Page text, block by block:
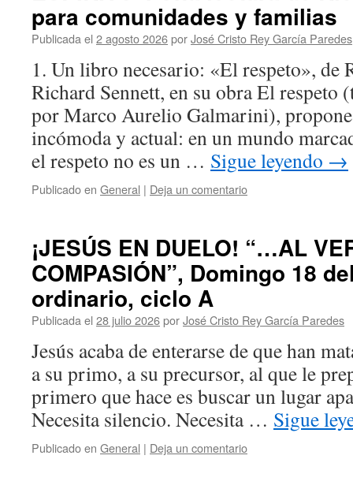
para comunidades y familias
Publicada el 2 agosto 2026porJosé Cristo Rey García Paredes
1. Un libro necesario: «El respeto», de
Richard Sennett, en su obra El respeto
por Marco Aurelio Galmarini),
incómoda y actual: en un mundo
el respeto no es un … Sigue leyendo →
Publicado en General | Deja un comentario
¡JESÚS EN DUELO! “…AL
COMPASIÓN”, Domingo 18
ordinario, ciclo A
Publicada el 28 julio 2026porJosé Cristo Rey García Paredes
Jesús acaba de enterarse de que han
a su primo, a su precursor, al que le
primero que hace es buscar un lugar
Necesita silencio. Necesita … Sigue
Publicado en General | Deja un comentario